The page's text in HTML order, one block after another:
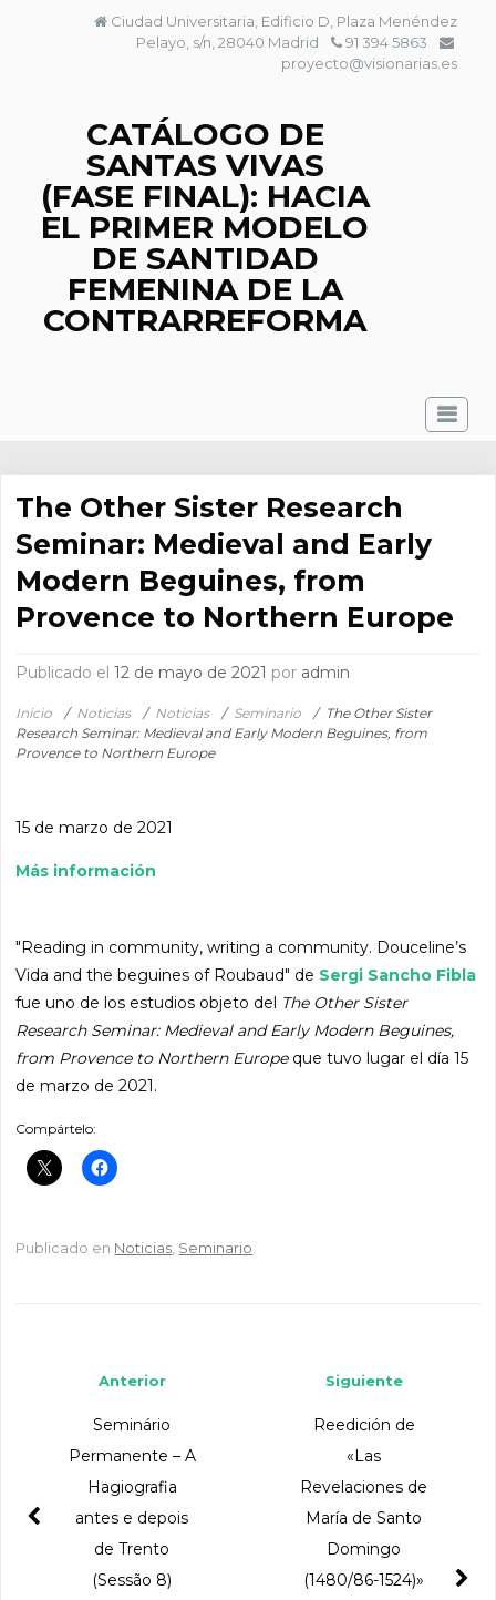
Ciudad Universitaria, Edificio D, Plaza Menéndez
Pelayo, s/n, 28040 Madrid
91 394 5863
proyecto@visionarias.es
CATÁLOGO DE
SANTAS VIVAS
(FASE FINAL): HACIA
EL PRIMER MODELO
DE SANTIDAD
FEMENINA DE LA
CONTRARREFORMA
The Other Sister Research
Seminar: Medieval and Early
Modern Beguines, from
Provence to Northern Europe
Publicado el12 de mayo de 2021 por admin
Inicio / Noticias / Noticias / Seminario / The Other Sister
Research Seminar: Medieval and Early Modern Beguines, from
Provence to Northern Europe
15 de marzo de 2021
Más información
"Reading in community, writing a community. Douceline’s
Vida and the beguines of Roubaud" de Sergi Sancho Fibla
fue uno de los estudios objeto del The Other Sister
Research Seminar: Medieval and Early Modern Beguines,
from Provence to Northern Europeque tuvo lugar el día 15
de marzo de 2021.
Compártelo:
Publicado en Noticias, Seminario.
Siguiente
Reedición de
«Las
Revelaciones de
María de Santo
Domingo
(1480/86-1524)»
Anterior
Seminário
Permanente – A
Hagiografia
antes e depois
de Trento
(Sessão 8)